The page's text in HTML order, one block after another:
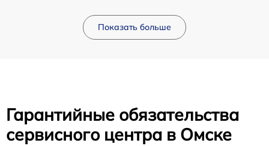
Показать больше
Гарантийные обязательства
сервисного центра в Омске